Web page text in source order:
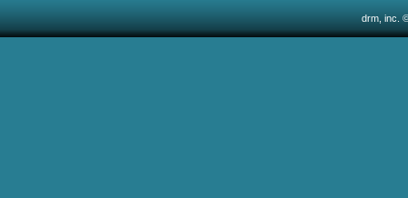
drm, inc.